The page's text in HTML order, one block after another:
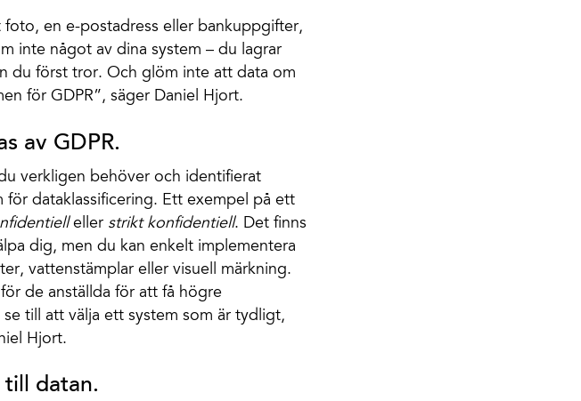
foto, en e-postadress eller bankuppgifter,
inte något av dina system – du lagrar
du först tror. Och glöm inte att data om
för GDPR”, säger Daniel Hjort.
av GDPR.
verkligen behöver och identifierat
dataklassificering. Ett exempel på ett
eller strikt konfidentiell. Det finns
dig, men du kan enkelt implementera
vattenstämplar eller visuell märkning.
de anställda för att få högre
till att välja ett system som är tydligt,
Hjort.
datan.